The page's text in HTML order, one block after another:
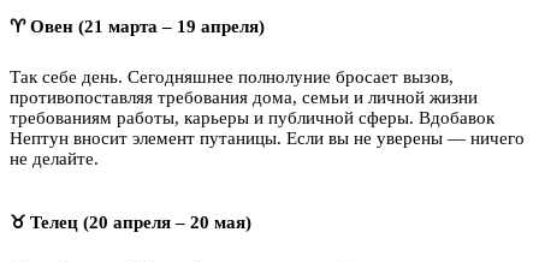
♈ Овен (21 марта – 19 апреля)
Так себе день. Сегодняшнее полнолуние бросает вызов,
противопоставляя требования дома, семьи и личной жизни
требованиям работы, карьеры и публичной сферы. Вдобавок
Нептун вносит элемент путаницы. Если вы не уверены — ничего
не делайте.
♉ Телец (20 апреля – 20 мая)